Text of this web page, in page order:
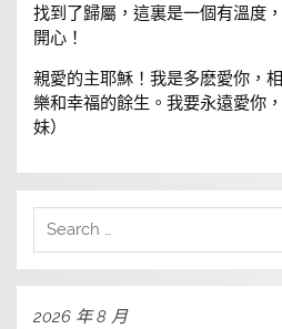
找到了歸屬，這裏是一個有溫度
開心！
親愛的主耶穌！我是多麽愛你，
樂和幸福的餘生。我要永遠愛你
妹）
2026 年 8 月